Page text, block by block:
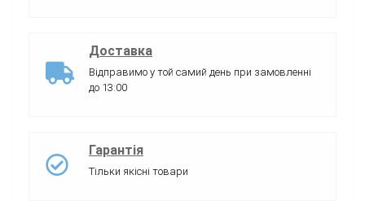
Доставка
Відправимо у той самий день при замовленні
до 13:00
Гарантія
Тільки якісні товари